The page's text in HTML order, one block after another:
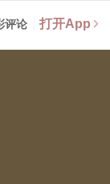
评论 打开App